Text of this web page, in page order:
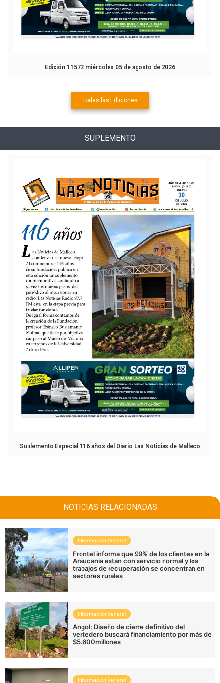
Edición 11572 miércoles 05 de agosto de 2026
Todas las Ediciones
SUPLEMENTO
Suplemento Especial 116 años del Diario Las Noticias de Malleco
NOTICIAS RELACIONADAS
Información General
Frontel informa que 99% de los clientes en la
Araucanía están con servicio normal y los
trabajos de recuperación se concentran en
sectores rurales
Información General
Angol: Diseño de cierre definitivo del
vertedero buscará financiamiento por más de
$5.600millones
Información General